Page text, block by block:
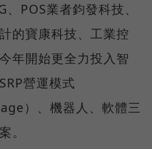
POS業者鈞發科技、
的寶康科技、工業控
年開始更全力投入智
營運模式
）、機器人、軟體三
。